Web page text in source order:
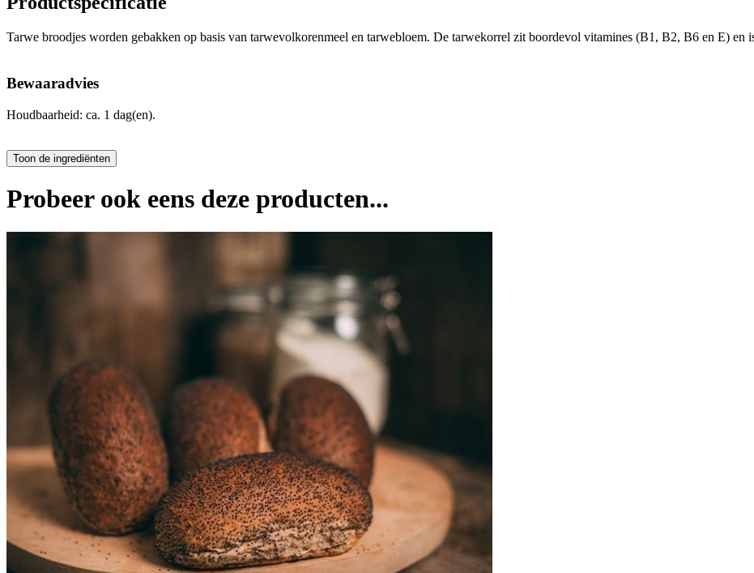
Tarwe broodjes worden gebakken op basis van tarwevolkorenmeel en tarwebloem. De tarwekorrel zit boordevol vitamines (B1, B2, B6 en E) en
Bewaaradvies
Houdbaarheid: ca. 1 dag(en).
Probeer ook eens deze producten...